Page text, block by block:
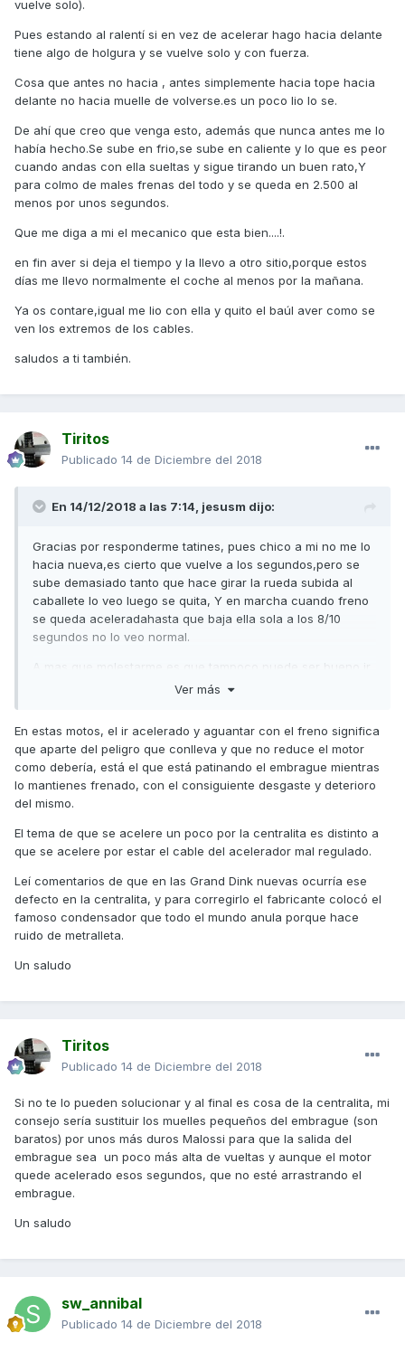
vuelve solo).
Pues estando al ralentí si en vez de acelerar hago hacia delante
tiene algo de holgura y se vuelve solo y con fuerza.
Cosa que antes no hacia , antes simplemente hacia tope hacia
delante no hacia muelle de volverse.es un poco lio lo se.
De ahí que creo que venga esto, además que nunca antes me lo
había hecho.Se sube en frio,se sube en caliente y lo que es peor
cuando andas con ella sueltas y sigue tirando un buen rato,Y
para colmo de males frenas del todo y se queda en 2.500 al
menos por unos segundos.
Que me diga a mi el mecanico que esta bien....!.
en fin aver si deja el tiempo y la llevo a otro sitio,porque estos
días me llevo normalmente el coche al menos por la mañana.
Ya os contare,igual me lio con ella y quito el baúl aver como se
ven los extremos de los cables.
saludos a ti también.
Tiritos
Publicado 14 de Diciembre del 2018
En 14/12/2018 a las 7:14, jesusm dijo:
Gracias por responderme tatines, pues chico a mi no me lo
hacia nueva,es cierto que vuelve a los segundos,pero se
sube demasiado tanto que hace girar la rueda subida al
caballete lo veo luego se quita, Y en marcha cuando freno
se queda aceleradahasta que baja ella sola a los 8/10
segundos no lo veo normal.
A mas que molestarme es que tampoco puede ser bueno ir
tirando tanto de freno para que reduzca la
pero como dice tiritos arriba a otro taller. gracias
Ver más
En estas motos, el ir acelerado y aguantar con el freno significa
que aparte del peligro que conlleva y que no reduce el motor
como debería, está el que está patinando el embrague mientras
lo mantienes frenado, con el consiguiente desgaste y deterioro
del mismo.
El tema de que se acelere un poco por la centralita es distinto a
que se acelere por estar el cable del acelerador mal regulado.
Leí comentarios de que en las Grand Dink nuevas ocurría ese
defecto en la centralita, y para corregirlo el fabricante colocó el
famoso condensador que todo el mundo anula porque hace
ruido de metralleta.
Un saludo
Tiritos
Publicado 14 de Diciembre del 2018
Si no te lo pueden solucionar y al final es cosa de la centralita, mi
consejo sería sustituir los muelles pequeños del embrague (son
baratos) por unos más duros Malossi para que la salida del
embrague sea un poco más alta de vueltas y aunque el motor
quede acelerado esos segundos, que no esté arrastrando el
embrague.
Un saludo
sw_annibal
Publicado 14 de Diciembre del 2018